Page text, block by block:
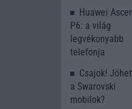
Huawei
P6: a világ
legvékonyabb
telefonja
Csajok!
a Swarovski
mobilok?